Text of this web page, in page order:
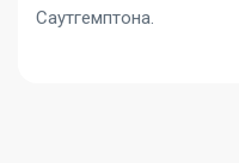
Саутгемптона.